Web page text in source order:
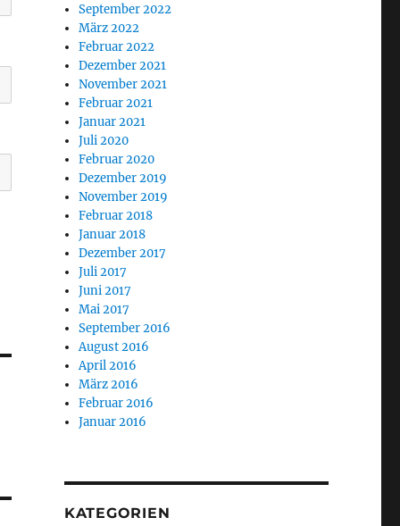
September 2022
März 2022
Februar 2022
Dezember 2021
November 2021
Februar 2021
Januar 2021
Juli 2020
Februar 2020
Dezember 2019
November 2019
Februar 2018
Januar 2018
Dezember 2017
Juli 2017
Juni 2017
Mai 2017
September 2016
August 2016
April 2016
März 2016
Februar 2016
Januar 2016
KATEGORIEN